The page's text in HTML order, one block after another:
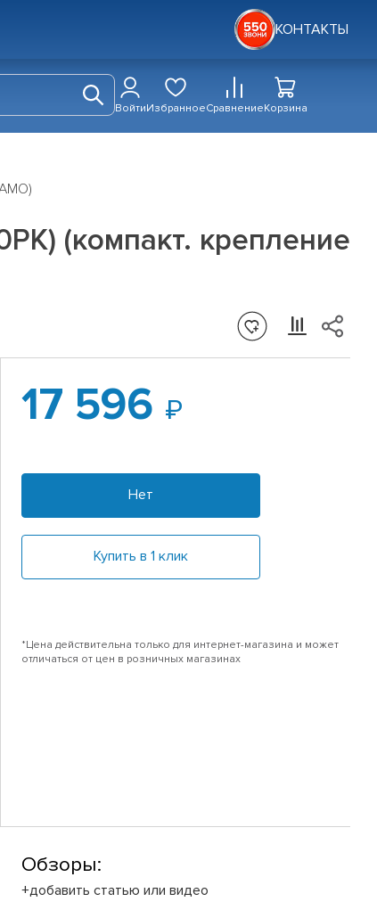
КОНТАКТЫ
ВойтиИзбранноеСравнениеКорзина
(компакт. крепление
17 596
Нет
Купить в 1 клик
*Цена действительна только для интернет-магазина и может
отличаться от цен в розничных магазинах
Обзоры:
+добавить статью или видео